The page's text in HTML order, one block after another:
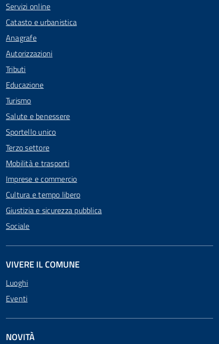
Servizi online
Catasto e urbanistica
Anagrafe
Autorizzazioni
Tributi
Educazione
Turismo
Salute e benessere
Sportello unico
Terzo settore
Mobilità e trasporti
Imprese e commercio
Cultura e tempo libero
Giustizia e sicurezza pubblica
Sociale
VIVERE IL COMUNE
Luoghi
Eventi
NOVITÀ